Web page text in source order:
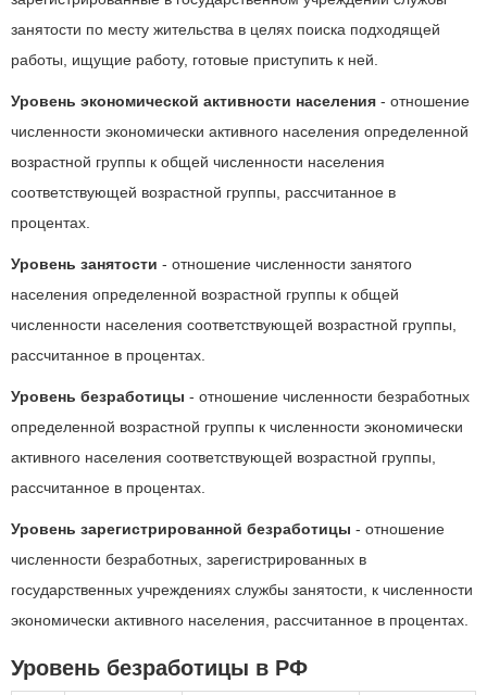
занятости по месту жительства в целях поиска подходящей
работы, ищущие работу, готовые приступить к ней.
Уровень экономической активности населения - отношение
численности экономически активного населения определенной
возрастной группы к общей численности населения
соответствующей возрастной группы, рассчитанное в
процентах.
Уровень занятости - отношение численности занятого
населения определенной возрастной группы к общей
численности населения соответствующей возрастной группы,
рассчитанное в процентах.
Уровень безработицы - отношение численности безработных
определенной возрастной группы к численности экономически
активного населения соответствующей возрастной группы,
рассчитанное в процентах.
Уровень зарегистрированной безработицы - отношение
численности безработных, зарегистрированных в
государственных учреждениях службы занятости, к численности
экономически активного населения, рассчитанное в процентах.
Уровень безработицы в РФ